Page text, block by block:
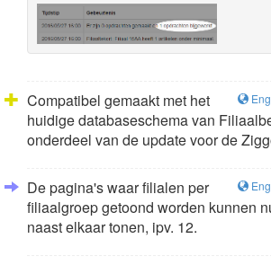
Compatibel gemaakt met het
huidige databaseschema van
onderdeel van de update voor de
De pagina's waar filialen per
filiaalgroep getoond worden kunnen
naast elkaar tonen, ipv. 12.